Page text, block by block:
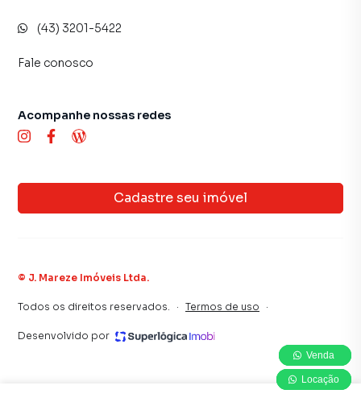
(43) 3201-5422
Fale conosco
Cadastre seu imóvel
Acompanhe nossas redes
© J. Mareze Imóveis Ltda.
Todos os direitos reservados. · Termos de uso ·
Desenvolvido por
Venda
Locação
Venda
Locação
Venda
Locação